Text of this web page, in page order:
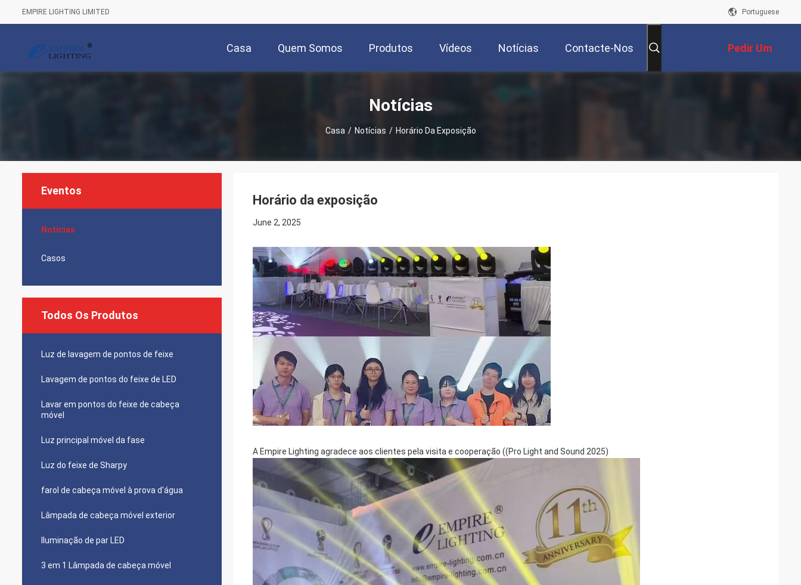
EMPIRE LIGHTING LIMITED Portuguese
Casa Quem Somos Produtos Vídeos Notícias Contacte-Nos Pedir Um
Orçamento
Notícias
Casa / Notícias / Horário Da Exposição
Eventos
Notícias
Casos
Todos Os Produtos
Luz de lavagem de pontos de feixe
Lavagem de pontos do feixe de LED
Lavar em pontos do feixe de cabeça
móvel
Luz principal móvel da fase
Luz do feixe de Sharpy
farol de cabeça móvel à prova d'água
Lâmpada de cabeça móvel exterior
Iluminação de par LED
3 em 1 Lâmpada de cabeça móvel
Horário da exposição
June 2, 2025
A Empire Lighting agradece aos clientes pela visita e cooperação ((Pro Light and Sound 2025)